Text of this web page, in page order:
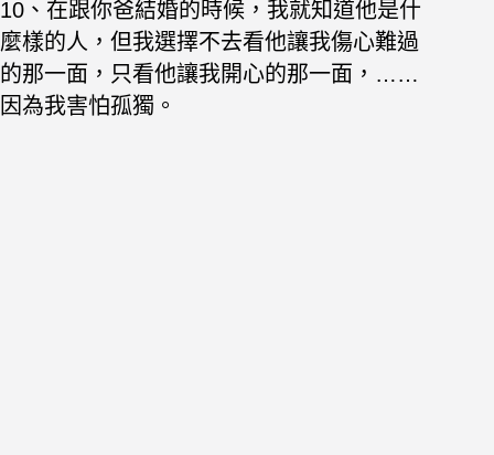
10、在跟你爸結婚的時候，我就知道他是什
麼樣的人，但我選擇不去看他讓我傷心難過
的那一面，只看他讓我開心的那一面，……
因為我害怕孤獨。